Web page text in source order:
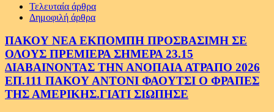
Τελευταία άρθρα
Δημοφιλή άρθρα
ΠΑΚΟΥ ΝΕΑ ΕΚΠΟΜΠΗ ΠΡΟΣΒΑΣΙΜΗ ΣΕ
ΟΛΟΥΣ ΠΡΕΜΙΕΡΑ ΣΗΜΕΡΑ 23.15
ΔΙΑΒΑΙΝΟΝΤΑΣ ΤΗΝ ΑΝΟΠΑΙΑ ΑΤΡΑΠΟ 2026
ΕΠ.111 ΠΑΚΟΥ ΑΝΤΟΝΙ ΦΑΟΥΤΣΙ Ο ΦΡΑΠΕΣ
ΤΗΣ ΑΜΕΡΙΚΗΣ.ΓΙΑΤΙ ΣΙΩΠΗΣΕ